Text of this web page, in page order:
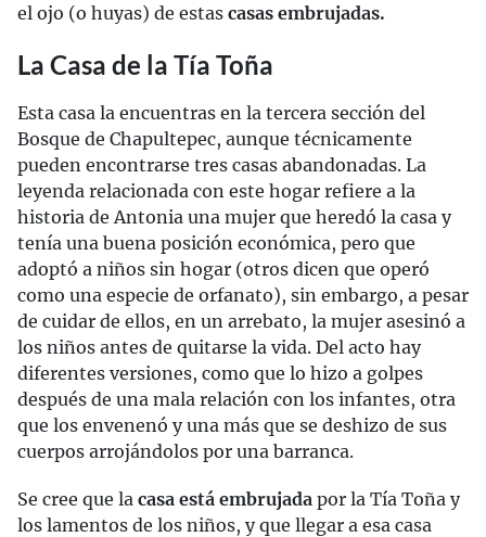
el ojo (o huyas) de estas casas embrujadas.
La Casa de la Tía Toña
Esta casa la encuentras en la tercera sección del
Bosque de Chapultepec, aunque técnicamente
pueden encontrarse tres casas abandonadas. La
leyenda relacionada con este hogar refiere a la
historia de Antonia una mujer que heredó la casa y
tenía una buena posición económica, pero que
adoptó a niños sin hogar (otros dicen que operó
como una especie de orfanato), sin embargo, a pesar
de cuidar de ellos, en un arrebato, la mujer asesinó a
los niños antes de quitarse la vida. Del acto hay
diferentes versiones, como que lo hizo a golpes
después de una mala relación con los infantes, otra
que los envenenó y una más que se deshizo de sus
cuerpos arrojándolos por una barranca.
Se cree que la casa está embrujada por la Tía Toña y
los lamentos de los niños, y que llegar a esa casa